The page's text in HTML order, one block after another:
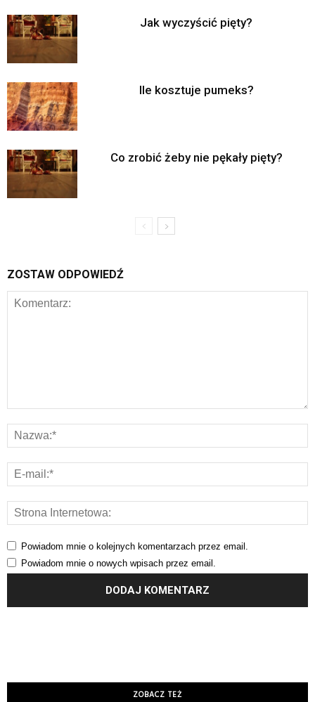
Jak wyczyścić pięty?
Ile kosztuje pumeks?
Co zrobić żeby nie pękały pięty?
ZOSTAW ODPOWIEDŹ
Powiadom mnie o kolejnych komentarzach przez email.
Powiadom mnie o nowych wpisach przez email.
ZOBACZ TEŻ